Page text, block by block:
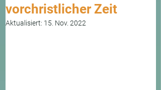
vorchristlicher Zeit
Aktualisiert: 15. Nov. 2022